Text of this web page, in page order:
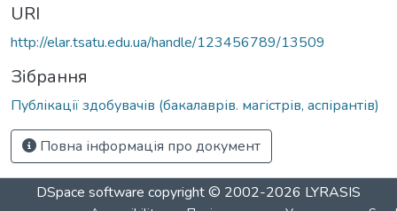
URI
http://elar.tsatu.edu.ua/handle/123456789/13509
Зібрання
Публікації здобувачів (бакалаврів. магістрів, аспірантів)
Повна інформація про документ
DSpace software copyright © 2002-2026 LYRASIS